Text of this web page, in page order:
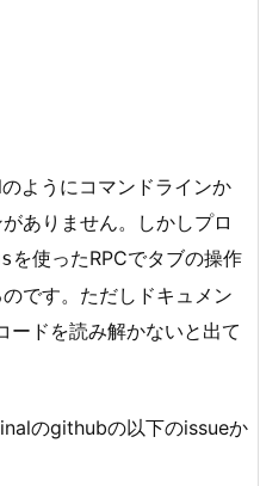
ようにコマンドラインか
ありません。しかしプロ
を使ったRPCでタブの操作
です。ただしドキュメン
ードを読み解かないと出て
のgithubの以下のissueか